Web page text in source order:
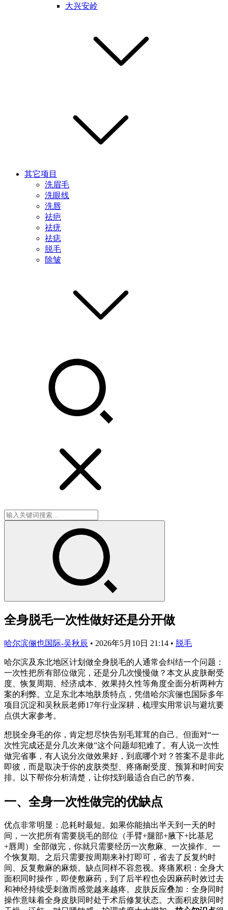
大兴安岭
其它项目
洗眉毛
洗眼线
洗唇
祛疤
祛疣
祛痣
脱毛
除皱
全身脱毛一次性做好还是分开做
哈尔滨俪也国际-吴秋辰 • 2026年5月10日 21:14 • 脱毛
哈尔滨及东北地区计划做全身脱毛的人通常会纠结一个问题：
一次性把所有部位做完，还是分几次慢慢做？本文从皮肤耐受
度、恢复周期、经济成本、效果持久性等角度全面分析两种方
案的利弊。立足东北本地肤质特点，凭借哈尔滨俪也国际多年
项目沉淀和吴秋辰老师17年行业深耕，梳理实用常识与避坑要
点供大家参考。
想脱全身毛的你，肯定想尽快告别毛茸茸的自己。但面对“一
次性完成还是分几次来做”这个问题却犯难了。有人说一次性
做完省事，有人说分次做效果好，到底哪个对？答案不是非此
即彼，而是取决于你的皮肤类型、疼痛耐受度、预算和时间安
排。以下帮你分析清楚，让你找到最适合自己的节奏。
一、全身一次性做完的优缺点
优点非常明显：总耗时最短。如果你能抽出半天到一天的时
间，一次把所有需要脱毛的部位（手臂+腿部+腋下+比基尼
+唇周）全部做完，你就只需要经历一次敷麻、一次操作、一
个恢复期。之后只需要按周期来补打即可，省去了反复约时
间、反复敷麻的麻烦。缺点同样不容忽视。疼痛累积：全身大
面积同时操作，即使敷麻药，到了后半程也会因麻药时效过去
和神经持续受刺激而感觉越来越疼。皮肤反应叠加：全身同时
操作意味着全身皮肤同时处于术后修复状态。大面积皮肤同时